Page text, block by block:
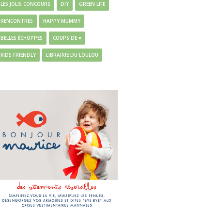
LES JOLIS CONCOURS DIY GREEN LIFE
RENCONTRES HAPPY MUMMY
BELLES ÉCHOPPES COUPS DE ♥
KIDS FRIENDLY LIBRAIRIE DU LOULOU